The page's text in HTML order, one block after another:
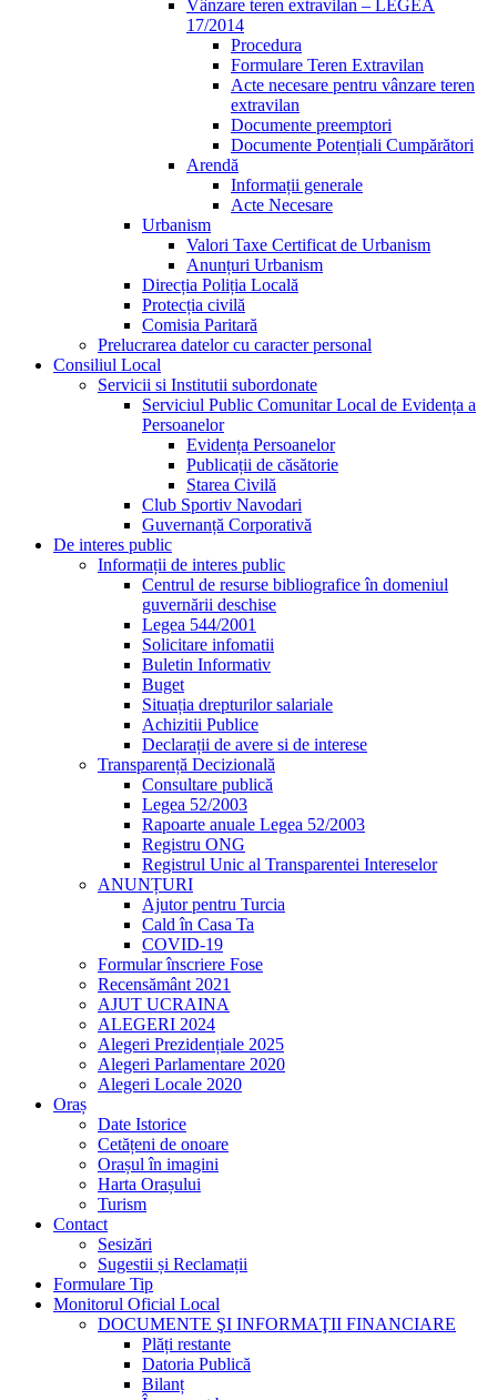
Vânzare teren extravilan – LEGEA
17/2014
Procedura
Formulare Teren Extravilan
Acte necesare pentru vânzare teren
extravilan
Documente preemptori
Documente Potențiali Cumpărători
Arendă
Informații generale
Acte Necesare
Urbanism
Valori Taxe Certificat de Urbanism
Anunțuri Urbanism
Direcția Poliția Locală
Protecția civilă
Comisia Paritară
Prelucrarea datelor cu caracter personal
Consiliul Local
Servicii si Institutii subordonate
Serviciul Public Comunitar Local de Evidența a
Persoanelor
Evidența Persoanelor
Publicații de căsătorie
Starea Civilă
Club Sportiv Navodari
Guvernanță Corporativă
De interes public
Informații de interes public
Centrul de resurse bibliografice în domeniul
guvernării deschise
Legea 544/2001
Solicitare infomatii
Buletin Informativ
Buget
Situația drepturilor salariale
Achizitii Publice
Declarații de avere si de interese
Transparență Decizională
Consultare publică
Legea 52/2003
Rapoarte anuale Legea 52/2003
Registru ONG
Registrul Unic al Transparentei Intereselor
ANUNȚURI
Ajutor pentru Turcia
Cald în Casa Ta
COVID-19
Formular înscriere Fose
Recensământ 2021
AJUT UCRAINA
ALEGERI 2024
Alegeri Prezidențiale 2025
Alegeri Parlamentare 2020
Alegeri Locale 2020
Oraș
Date Istorice
Cetățeni de onoare
Orașul în imagini
Harta Orașului
Turism
Contact
Sesizări
Sugestii și Reclamații
Formulare Tip
Monitorul Oficial Local
DOCUMENTE ŞI INFORMAŢII FINANCIARE
Plăți restante
Datoria Publică
Bilanț